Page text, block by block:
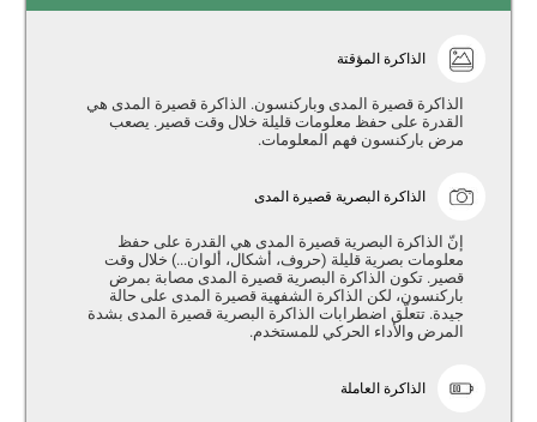
الذاكرة المؤقتة
الذاكرة قصيرة المدى وباركنسون. الذاكرة قصيرة المدى هي
القدرة على حفظ معلومات قليلة خلال وقت قصير. يصعب
مرض باركنسون فهم المعلومات.
الذاكرة البصرية قصيرة المدى
إنّ الذاكرة البصرية قصيرة المدى هي القدرة على حفظ
معلومات بصرية قليلة (حروف، أشكال، ألوان...) خلال وقت
قصير. تكون الذاكرة البصرية قصيرة المدى مصابة بمرض
باركنسون، لكن الذاكرة الشفهية قصيرة المدى على حالة
جيدة. تتعلّق اضطرابات الذاكرة البصرية قصيرة المدى بشدة
المرض والأداء الحركي للمستخدم.
الذاكرة العاملة